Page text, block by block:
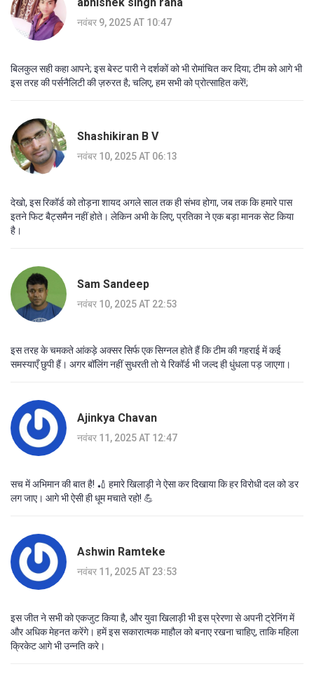
नवंबर 9, 2025 AT 10:47
बिलकुल सही कहा आपने; इस बेस्ट पारी ने दर्शकों को भी रोमांचित कर दिया; टीम को आगे भी
इस तरह की पर्सनैलिटी की ज़रुरत है; चलिए, हम सभी को प्रोत्साहित करें!;
Shashikiran B V
नवंबर 10, 2025 AT 06:13
देखो, इस रिकॉर्ड को तोड़ना शायद अगले साल तक ही संभव होगा, जब तक कि हमारे पास
इतने फिट बैट्समैन नहीं होते। लेकिन अभी के लिए, प्रतिका ने एक बड़ा मानक सेट किया
है।
Sam Sandeep
नवंबर 10, 2025 AT 22:53
इस तरह के चमकते आंकड़े अक्सर सिर्फ एक सिग्नल होते हैं कि टीम की गहराई में कई
समस्याएँ छुपी हैं। अगर बॉलिंग नहीं सुधरती तो ये रिकॉर्ड भी जल्द ही धुंधला पड़ जाएगा।
Ajinkya Chavan
नवंबर 11, 2025 AT 12:47
सच में अभिमान की बात है! 🏏 हमारे खिलाड़ी ने ऐसा कर दिखाया कि हर विरोधी दल को डर
लग जाए। आगे भी ऐसी ही धूम मचाते रहो! 💪
Ashwin Ramteke
नवंबर 11, 2025 AT 23:53
इस जीत ने सभी को एकजुट किया है, और युवा खिलाड़ी भी इस प्रेरणा से अपनी ट्रेनिंग में
और अधिक मेहनत करेंगे। हमें इस सकारात्मक माहौल को बनाए रखना चाहिए, ताकि महिला
क्रिकेट आगे भी उन्नति करे।